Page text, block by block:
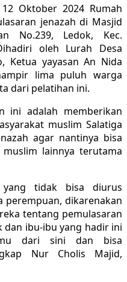
Oktober 2024 Rumah
jenazah di Masjid
No.239, Ledok, Kec.
oleh Lurah Desa
Ketua yayasan An Nida
lima puluh warga
dari pelatihan ini.
ini adalah memberikan
muslim Salatiga
agar nantinya bisa
lainnya terutama
yang tidak bisa diurus
perempuan, dikarenakan
tentang pemulasaran
dan ibu-ibu yang hadir ini
dari sini dan bisa
Nur Cholis Majid,